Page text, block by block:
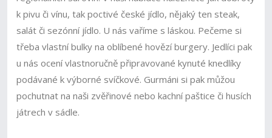
k pivu či vínu, tak poctivé české jídlo, nějaký ten steak,
salát či sezónní jídlo. U nás vaříme s láskou. Pečeme si
třeba vlastní bulky na oblíbené hovězí burgery. Jedlíci pak
u nás ocení vlastnoručně připravované kynuté knedlíky
podávané k výborné svíčkové. Gurmáni si pak můžou
pochutnat na naši zvěřinové nebo kachní paštice či husích
játrech v sádle.